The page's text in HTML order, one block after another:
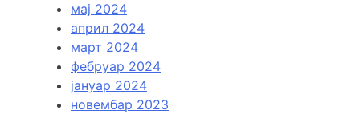
мај 2024
април 2024
март 2024
фебруар 2024
јануар 2024
новембар 2023